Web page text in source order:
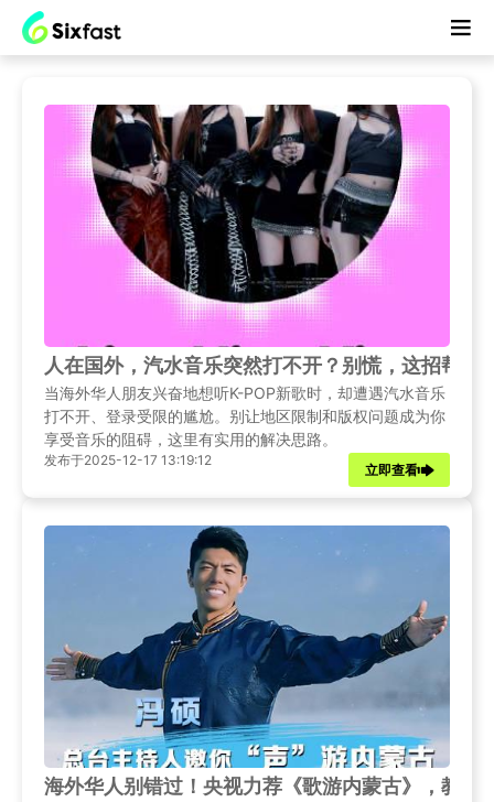
人在国外，汽水音乐突然打不开？别慌，这招帮你
当海外华人朋友兴奋地想听K-POP新歌时，却遭遇汽水音乐
打不开、登录受限的尴尬。别让地区限制和版权问题成为你
享受音乐的阻碍，这里有实用的解决思路。
发布于2025-12-17 13:19:12
立即查看
海外华人别错过！央视力荐《歌游内蒙古》，教你